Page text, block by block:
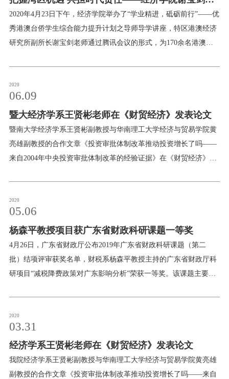
大湾区在国家经济发展和对外开放中的引领作用。从主要内容来
看，“26条金融措施”是对2019年2月中共中央、国务院出台的《粤港
澳大湾区发展规划纲要》中关于金融部分的进一步细化，并且充分
制”的制度环境，使它与其他湾区存在明显差异。其他湾区一般不具
备粤港澳大湾区这种“国内跨境”特点。“一国两制”框架下粤港澳大
湾区内存在显著的制度差异，并对区域经济和金融协同发展产生影
响，但它又是大湾区的一种制度安排，只有发挥它的积极作用
所长做《粤港澳大湾区的港澳青年发展机遇与担
当》讲座
2020年4月23日下午，经济学院举办了“学业精进，砥砺前行”——优
秀港澳台侨学生综合能力提升计划之导师导学讲座，特区港澳经济
研究所副所长谢宝剑老师通过腾讯会议的形式，为170余名港澳台
港澳融入国家发展的重大机遇，政策覆盖港澳居民身份、教育、医
疗、社保、科研、就业等以及生活便利等许多方面。（谢宝剑老师
讲座）谢宝剑就“什么是粤港澳大湾区”、“粤港澳大湾区的发展怎么
样”以及“湾区建设青年发展的机遇在哪里”三个方面进行具体阐述。
从粤港澳大湾区的空间及要素概况来看，大湾区的区位优势明显，
经济实力雄厚，湾区内创新要素聚集，国际化水平领先，区域合作
建充满活力的世界级城市群，建立具有全球影响力的国际科技创新
中心，成为“一带一路”建设的重要支撑和内地与港澳深度合作的示
范区。谢宝剑还为同学们重点介绍了粤港澳大湾区的战略定位和重
要意义。（大湾区的空间及要素概括）（大湾区
2020
06.09
暨大经济学系王贤彬老师在《财贸经济》发表论文
暨南大学经济学系王贤彬副教授与华南理工大学经济与贸易学院黄
亮雄副教授的合作文章《投资审批体制改革推动投资增长了吗——
来自2004年中央投资审批体制改革的经验证据》在《财贸经济》
资审批体制改革为自然实验，采用双重差分法和三重差分法考察了
投资管制调整的投资效应。研究发现，投资审批体制改革导致投资
管制程度放松，促进了相关行业和领域的投资扩张。投资管制程度
放松的投资效应在规模相对小和获得政府补贴相对少的企业中更为
明显，而且在地区市场化程度和地方政府效率相对低的地区更为明
显，表明管制程度放松压缩了地方政府及官员干预和控制企业投资
经济体制改革提供了政策思路。作者简介：王贤彬，中山大学岭南
学院经济学博士，现任暨南大学经济学院经济学系副教授、博士生
导师。主要研究领域为宏观经济学、政治经济学，文章见于《经济
研究》《管理世界》《经济学（季刊）》等刊物。
2020
05.06
杨森平教授项目获广东省财政科研课题一等奖
4月26日，广东省财政厅公布2019年广东省财政科研课题（第二
批）结项评审获奖名单，财税系杨森平教授主持的广东省财政厅科
研项目“减税降费政策对广东影响分析”荣获一等奖。该课题主要研
激励技术型企业创新、促进环保企业转型等，切实减轻企业负担，
助力广东省经济长期高质量发展。这是我院教师服务社会与地方经
济建设取得的又一成果。
2020
03.31
经济学系王贤彬老师在《财贸经济》发表论文
我院经济学系王贤彬副教授与华南理工大学经济与贸易学院黄亮雄
副教授的合作文章《投资审批体制改革推动投资增长了吗——来自